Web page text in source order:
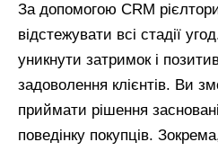
За допомогою CRM
відстежувати всі стадії
уникнути затримок і
задоволення клієнтів. Ви
приймати рішення
поведінку покупців.